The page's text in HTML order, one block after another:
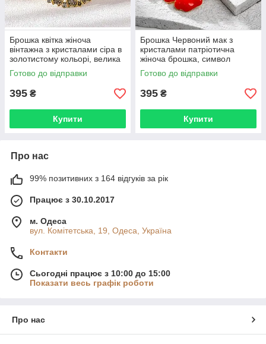
Брошка квітка жіноча
вінтажна з кристалами сіра в
золотистому кольорі, велика
кругла брошка на
одяг BRS210
Готово до відправки
395 ₴
Купити
Брошка Червоний мак з
кристалами патріотична
жіноча брошка, символ
пам'яті та незламності
України BRS209
Готово до відправки
395 ₴
Купити
Про нас
99% позитивних з 164 відгуків за рік
Працює з 30.10.2017
м. Одеса
вул. Комітетська, 19, Одеса, Україна
Контакти
Сьогодні працює з 10:00 до 15:00
Показати весь графік роботи
Про нас